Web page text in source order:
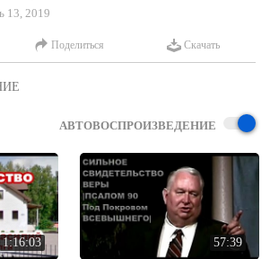
13, 2019
Поделиться Скачать
и знакомств подошла ко мне
растерялся в моей руке оказалась не
альманах "Путь". Июль 2014 г.
АВТОВОСПРОИЗВЕДЕНИЕ
1:16:03 57:39